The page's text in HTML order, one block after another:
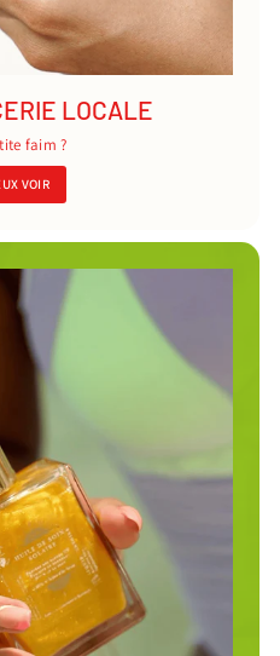
LOCALE
faim ?
VOIR